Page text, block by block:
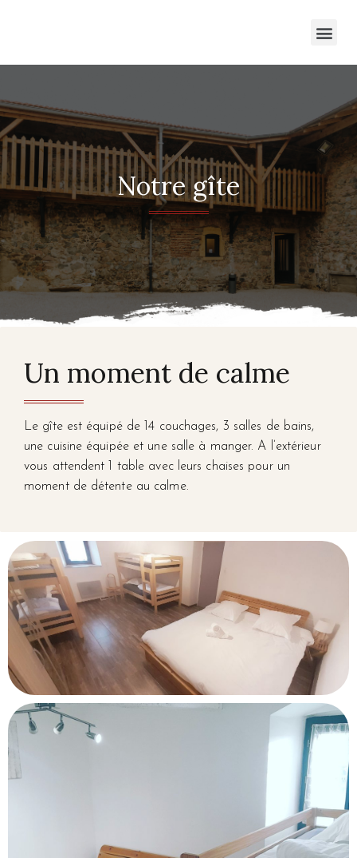
Notre gîte
Un moment de calme
Le gîte est équipé de 14 couchages, 3 salles de bains,
une cuisine équipée et une salle à manger. A l’extérieur
vous attendent 1 table avec leurs chaises pour un
moment de détente au calme.